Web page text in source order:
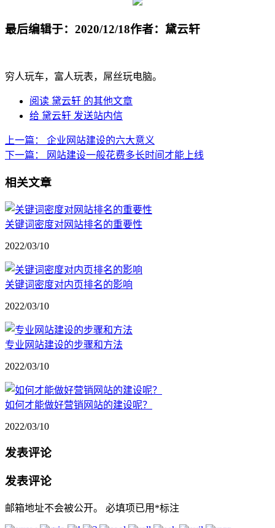
最后编辑于：2020/12/18作者：黛云轩
穷人玩车，富人玩表，屌丝玩电脑。
阅读 黛云轩 的其他文章
给 黛云轩 发送站内信
上一篇：
企业网站建设的六大意义
下一篇：
网站建设一般花费多长时间才能上线
相关文章
关键词密度对网站排名的重要性
2022/03/10
关键词密度对内页排名的影响
2022/03/10
专业网站建设的步骤和方法
2022/03/10
如何才能做好营销网站的建设呢？
2022/03/10
发表评论
发表评论
邮箱地址不会被公开。 必填项已用 *标注